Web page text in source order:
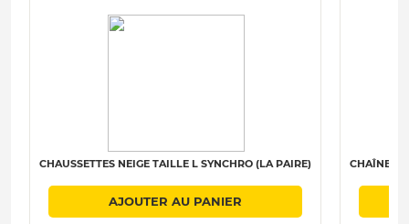
CHAUSSETTES NEIGE TAILLE L SYNCHRO (LA PAIRE)
AJOUTER AU PANIER
CHAÎNES